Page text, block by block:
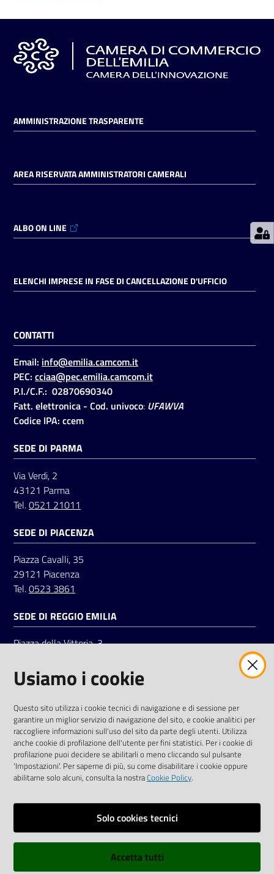
digitale
Registrati
Seguici
su
AMMINISTRAZIONE TRASPARENTE
AREA RISERVATA AMMINISTRATORI CAMERALI
ALBO ON LINE
ELENCHI IMPRESE IN FASE DI CANCELLAZIONE D'UFFICIO
CONTATTI
Email: info@emilia.camcom.it
PEC: cciaa@pec.emilia.camcom.it
P.I./C.F.: 02870690340
Fatt. elettronica - Cod. univoco: UFAWVA
Codice IPA: ccem
SEDE DI PARMA
Via Verdi, 2
43121 Parma
Tel.0521 21011
SEDE DI PIACENZA
Piazza Cavalli, 35
29121 Piacenza
Tel.0523 3861
SEDE DI REGGIO EMILIA
Piazza della Vittoria, 3
Tel.0522 7961
LinkedinFacebookInstagram
Informative e liberatorie privacy
Dichiarazione di accessibilità
Usiamo i cookie
Questo sito utilizza i cookie tecnici di navigazione e di sessione per
garantire un miglior servizio di navigazione del sito, e cookie analitici per
raccogliere informazioni sull'uso del sito da parte degli utenti. Utilizza
anche cookie di profilazione dell'utente per fini statistici. Per i cookie di
profilazione puoi decidere se abilitarli o meno cliccando sul pulsante
'Impostazioni'. Per saperne di più, su come disabilitare i cookie oppure
abilitarne solo alcuni, consulta la nostraCookie Policy.
Solo cookies tecnici
Accetta tutti